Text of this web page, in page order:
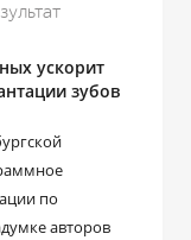
ускорит
зубов
по
авторов